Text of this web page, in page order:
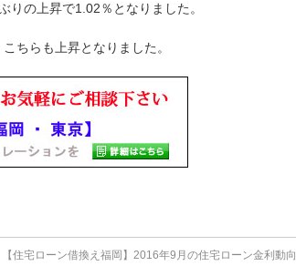
りの上昇で1.02％となりました。
ちらも上昇となりました。
【住宅ローン借換え福岡】2016年9月の住宅ローン金利動向